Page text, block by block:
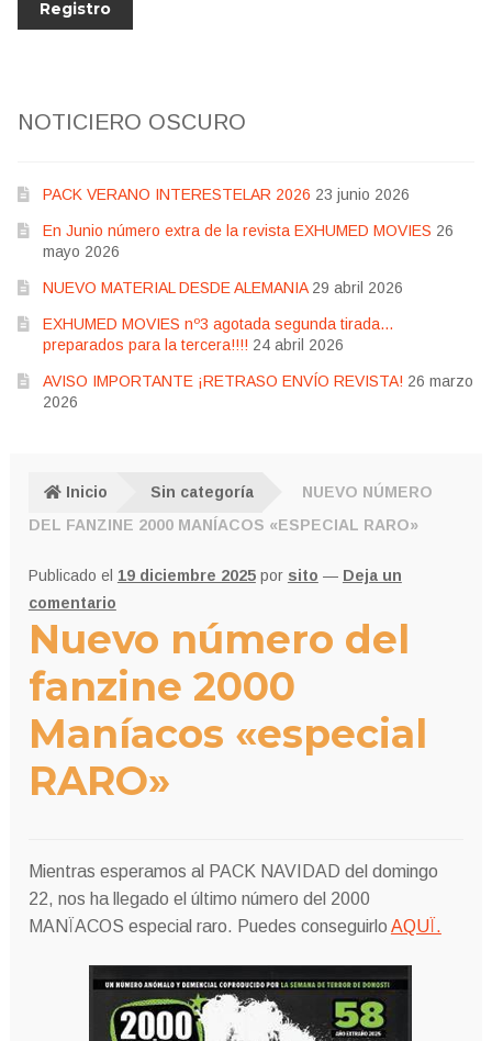
NOTICIERO OSCURO
PACK VERANO INTERESTELAR 2026 23 junio 2026
En Junio número extra de la revista EXHUMED MOVIES 26
mayo 2026
NUEVO MATERIAL DESDE ALEMANIA 29 abril 2026
EXHUMED MOVIES nº3 agotada segunda tirada…
preparados para la tercera!!!! 24 abril 2026
AVISO IMPORTANTE ¡RETRASO ENVÍO REVISTA! 26 marzo
2026
Inicio Sin categoría
NUEVO NÚMERO
DEL FANZINE 2000 MANÍACOS «ESPECIAL RARO»
Publicado el 19 diciembre 2025 por sito — Deja un
comentario
Nuevo número del
fanzine 2000
Maníacos «especial
RARO»
Mientras esperamos al PACK NAVIDAD del domingo
22, nos ha llegado el último número del 2000
MANÏACOS especial raro. Puedes conseguirlo AQUÏ.